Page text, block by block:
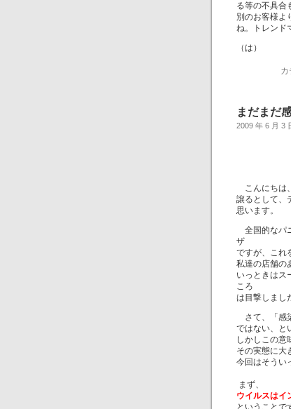
る等の不具合
別のお客様よ
ね。トレンド
（は）
カ
まだまだ
2009 年 6 月 3
こんにちは
譲るとして、
思います。
全国的なパ
ザ
ですが、これ
私達の店舗の
いっときはス
ころ
は目撃しまし
さて、「感
ではない、と
しかしこの意
その実態に大
今回はそうい
まず、
ウイルスはイ
ということで